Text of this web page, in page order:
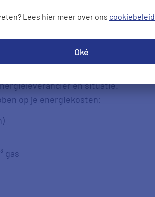
Lees hier meer over ons cookiebeleid
Oké
je
en situatie.
op je energiekosten:
gas